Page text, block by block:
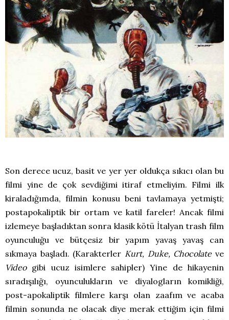
Son derece ucuz, basit ve yer yer oldukça sıkıcı olan bu
filmi yine de çok sevdiğimi itiraf etmeliyim. Filmi ilk
kiraladığımda, filmin konusu beni tavlamaya yetmişti;
postapokaliptik bir ortam ve katil fareler! Ancak filmi
izlemeye başladıktan sonra klasik kötü İtalyan trash film
oyunculuğu ve bütçesiz bir yapım yavaş yavaş can
sıkmaya başladı. (Karakterler Kurt, Duke, Chocolateve
Videogibi ucuz isimlere sahipler) Yine de hikayenin
sıradışılığı, oyunculukların ve diyalogların komikliği,
post-apokaliptik filmlere karşı olan zaafım ve acaba
filmin sonunda ne olacak diye merak ettiğim için filmi